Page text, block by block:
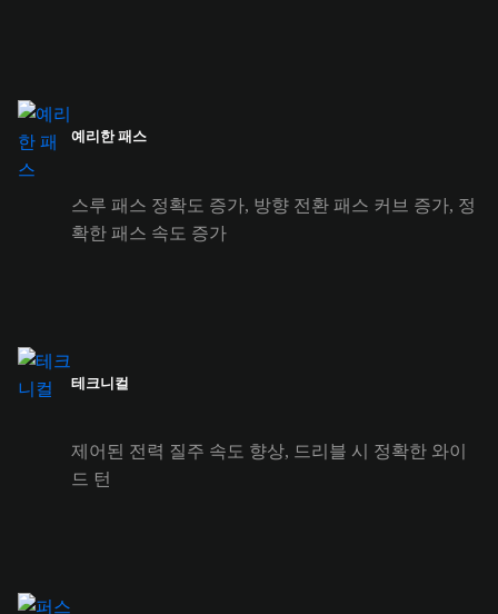
예리한 패스
스루 패스 정확도 증가, 방향 전환 패스 커브 증가, 정
확한 패스 속도 증가
테크니컬
제어된 전력 질주 속도 향상, 드리블 시 정확한 와이
드 턴